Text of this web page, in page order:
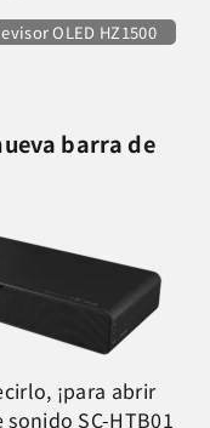
OLED HZ1500
barra de
¡para abrir
SC-HTB01